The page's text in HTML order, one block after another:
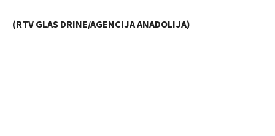
(RTV GLAS DRINE/AGENCIJA ANADOLIJA)